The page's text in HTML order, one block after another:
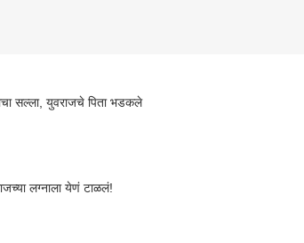
सल्ला, युवराजचे पिता भडकले
लग्नाला येणं टाळलं!